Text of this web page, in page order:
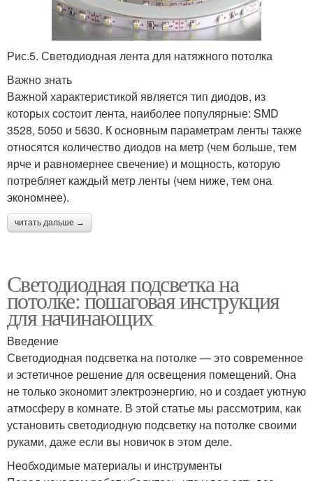
Рис.5. Светодиодная лента для натяжного потолка
Важно знать
Важной характеристикой является тип диодов, из
которых состоит лента, наиболее популярные: SMD
3528, 5050 и 5630. К основным параметрам ленты также
относятся количество диодов на метр (чем больше, тем
ярче и равномернее свечение) и мощность, которую
потребляет каждый метр ленты (чем ниже, тем она
экономнее).
читать дальше →
Светодиодная подсветка на
потолке: пошаговая инструкция
для начинающих
Введение
Светодиодная подсветка на потолке — это современное
и эстетичное решение для освещения помещений. Она
не только экономит электроэнергию, но и создает уютную
атмосферу в комнате. В этой статье мы рассмотрим, как
установить светодиодную подсветку на потолке своими
руками, даже если вы новичок в этом деле.
Необходимые материалы и инструменты